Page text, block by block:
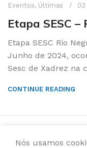
Eventos, Últimas
Etapa SESC –
Etapa SESC Rio
Junho de 2024,
Sesc de Xadrez na
CONTINUE READING
Nós usamos